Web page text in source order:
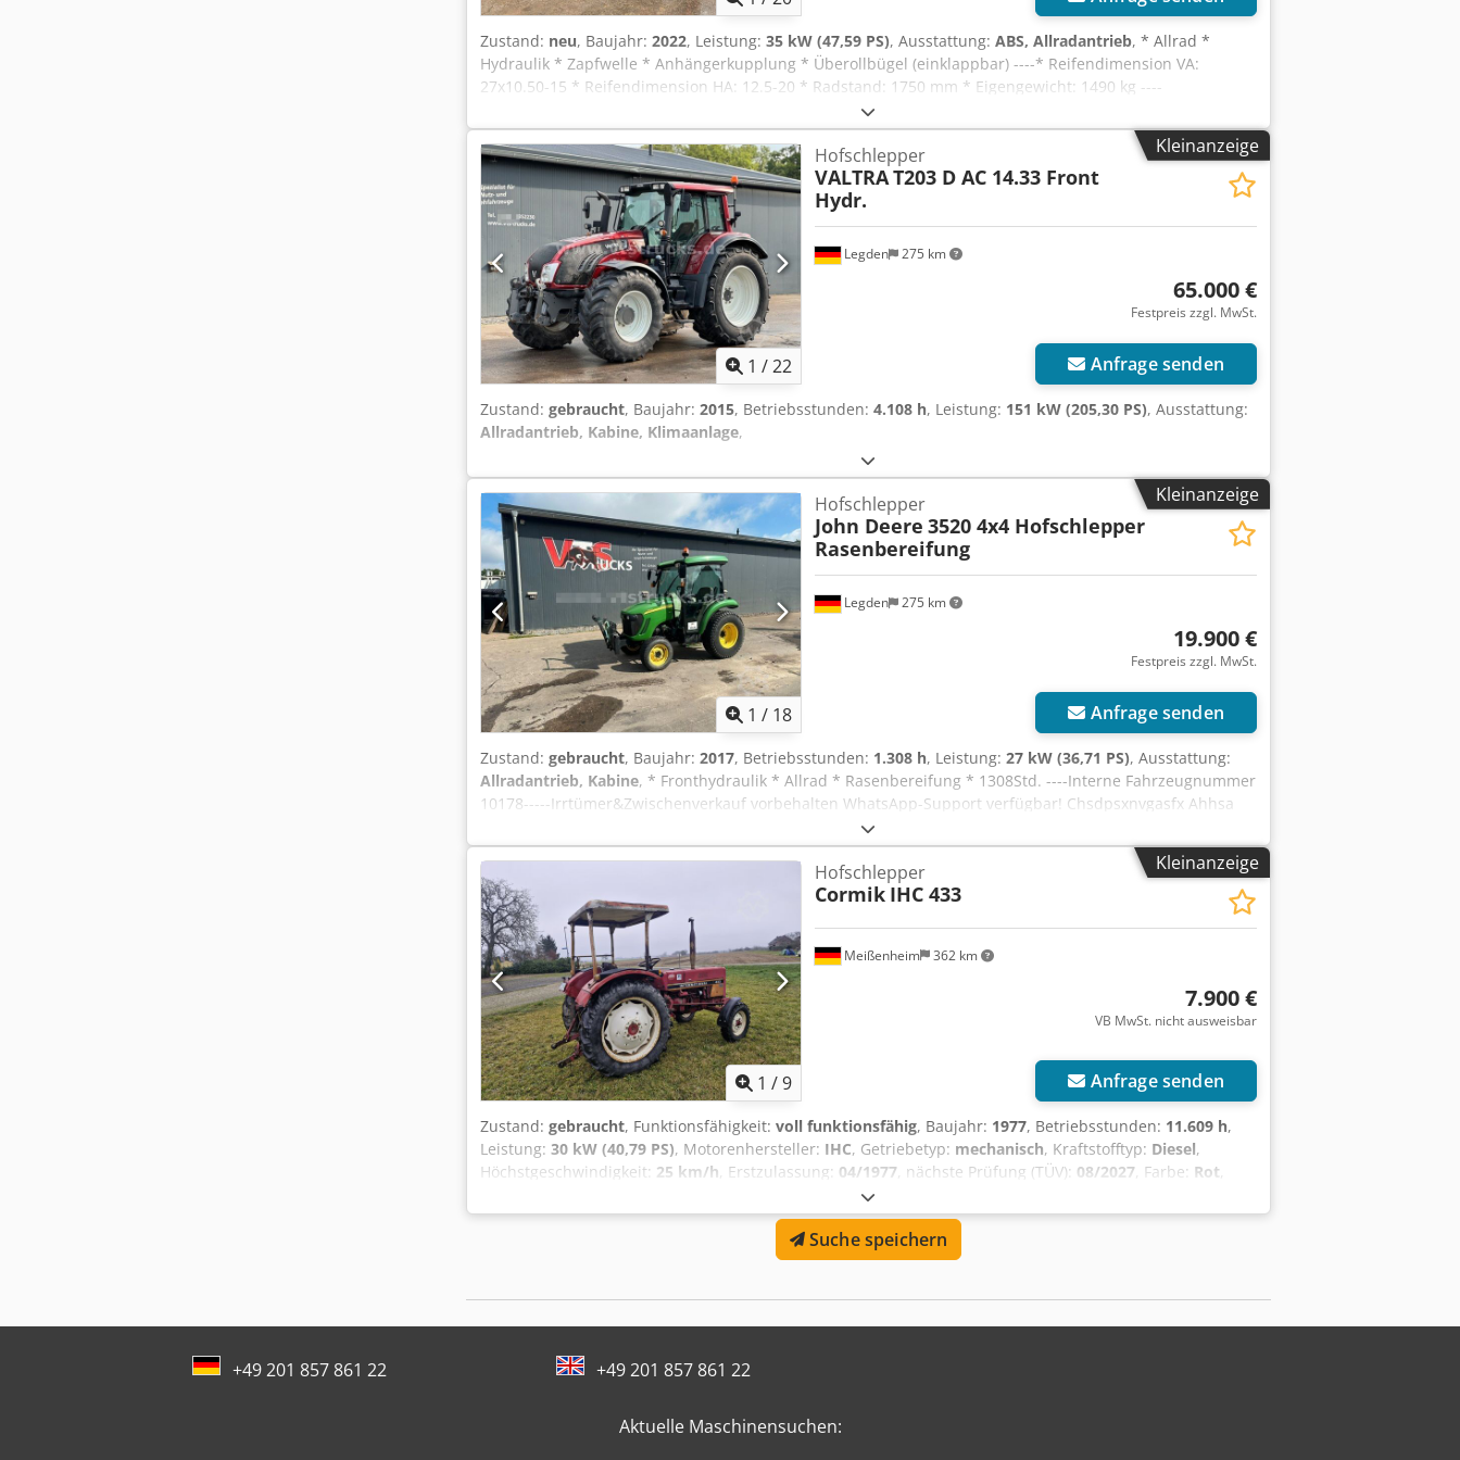
Zustand: neu, Baujahr: 2022, Leistung: 35 kW (47,59 PS), Ausstattung: ABS, Allradantrieb, * Allrad *
Hydraulik * Zapfwelle * Anhängerkupplung * Überollbügel (einklappbar) ----* Reifendimension VA:
27x10.50-15 * Reifendimension HA: 12.5-20 * Radstand: 1750 mm * Eigengewicht: 1490 kg ----
Fahrzeugnummer 7334 -----Irrtümer und Zwischenverkauf vorbehalten WhatsApp-Support verfügbar! Bei
Fragen zum Fahrzeug oder für weitere Infos schreiben Sie uns gerne bequem per WhatsApp
Cjdswuzbrjpfx Ahhoha Whatsapp Whatsapp
Kleinanzeige
1 /22
Legden 275 km
Hofschlepper
VALTRAT203 D AC 14.33 Front
Hydr.
65.000 €
Festpreis zzgl. MwSt.
Anfrage senden
Zustand: gebraucht, Baujahr: 2015, Betriebsstunden: 4.108 h, Leistung: 151 kW (205,30 PS), Ausstattung:
Allradantrieb, Kabine, Klimaanlage,
Kleinanzeige
1 / 18
Legden 275 km
Hofschlepper
John Deere 3520 4x4 Hofschlepper
Rasenbereifung
19.900 €
Festpreis zzgl. MwSt.
Anfrage senden
Zustand: gebraucht, Baujahr: 2017, Betriebsstunden: 1.308 h, Leistung: 27 kW (36,71 PS), Ausstattung:
Allradantrieb, Kabine, * Fronthydraulik * Allrad * Rasenbereifung * 1308Std. ----Interne Fahrzeugnummer
10178-----Irrtümer&Zwischenverkauf vorbehalten WhatsApp-Support verfügbar! Chsdpsxnvgasfx Ahhsa
Bei Fragen zum Fahrzeug oder für weitere Infos schreiben Sie uns gerne bequem per WhatsApp
Whatsapp Whatsapp
Kleinanzeige
1 /9
Meißenheim 362 km
Hofschlepper
Cormik IHC 433
7.900 €
VB MwSt. nicht ausweisbar
Anfrage senden
Zustand: gebraucht, Funktionsfähigkeit: voll funktionsfähig, Baujahr: 1977, Betriebsstunden: 11.609 h,
Leistung: 30 kW (40,79 PS), Motorenhersteller: IHC, Getriebetyp: mechanisch, Kraftstofftyp: Diesel,
Höchstgeschwindigkeit: 25 km/h , Erstzulassung: 04/1977 , nächste Prüfung (TÜV): 08/2027 , Farbe: Rot
Hallo Verkaufe meinen treuen IHC 433, Motor wurde bei 9900 Std überholt ( Kolben,Buxen, Ölwechsel ,
Filter neu) Kunstoffbuxen Vorderachse rechts und links neu. Chedsx Hxk Iepfx Ahhsa Der Motor springt
super an wurde nur zu Pflegearbeiten verwendet. Frontgewichte und Mähwerk vorhanden.
Suche speichern
+49 201 857 861 22 +49 201 857 861 22
Aktuelle Maschinensuchen: